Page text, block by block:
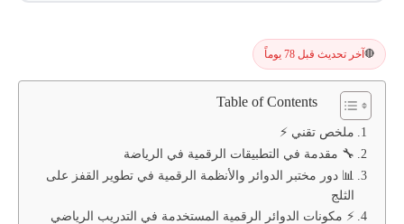
🔴آخر تحديث قبل 78 يوماً
Table of Contents
ملخص تقني ⚡
🔧 مقدمة في التطبيقات الرقمية في الرياضة
📊 دور مختبر الدوائر والأنظمة الرقمية في تطوير القفز على
الثلج
⚡ مكونات الدوائر الرقمية المستخدمة في التدريب الرياضي